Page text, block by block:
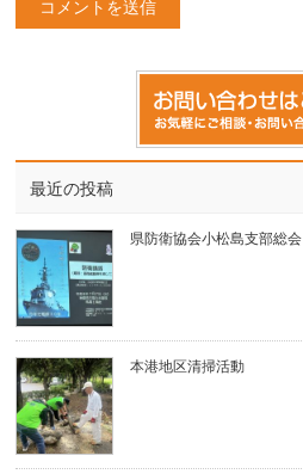
最近の投稿
県防衛協会小松島支部総会
本港地区清掃活動